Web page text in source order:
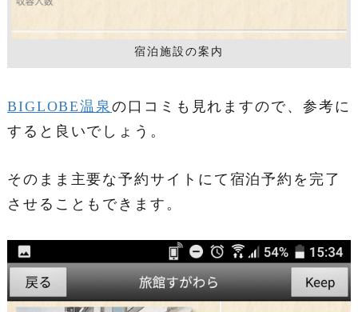
宿泊施設の案内
BIGLOBE温泉の口コミも見れますので、参考に
すると良いでしょう。
そのまま主要な予約サイトにて宿泊予約を完了
させることもできます。